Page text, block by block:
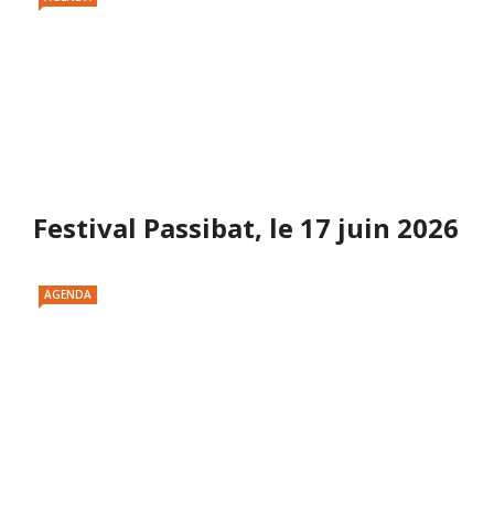
Festival Passibat, le 17 juin 2026
AGENDA